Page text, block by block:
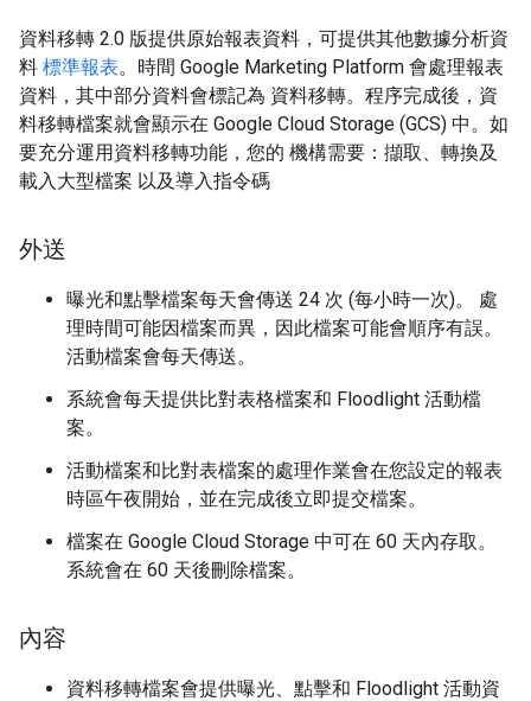
資料移轉 2.0 版提供原始報表資料，可提供其他數據分析資
料 標準報表。時間 Google Marketing Platform 會處理報表
資料，其中部分資料會標記為 資料移轉。程序完成後，資
料移轉檔案就會顯示在 Google Cloud Storage (GCS) 中。如
要充分運用資料移轉功能，您的 機構需要：擷取、轉換及
載入大型檔案 以及導入指令碼
外送
曝光和點擊檔案每天會傳送 24 次 (每小時一次)。 處
理時間可能因檔案而異，因此檔案可能會順序有誤。
活動檔案會每天傳送。
系統會每天提供比對表格檔案和 Floodlight 活動檔
案。
活動檔案和比對表檔案的處理作業會在您設定的報表
時區午夜開始，並在完成後立即提交檔案。
檔案在 Google Cloud Storage 中可在 60 天內存取。
系統會在 60 天後刪除檔案。
內容
資料移轉檔案會提供曝光、點擊和 Floodlight 活動資